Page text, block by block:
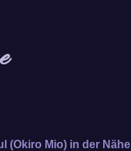
(Okiro Mio) in der Nähe